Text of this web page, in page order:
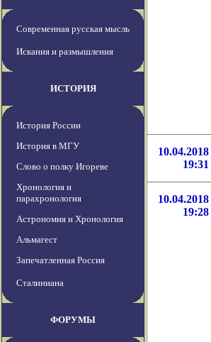
Современная русская мысль
Искания и размышления
ИСТОРИЯ
История России
История в МГУ
Слово о полку Игореве
Хронология и
парахронология
Астрономия и Хронология
Альмагест
Запечатленная Россия
Сталиниана
ФОРУМЫ
10.04.2018
19:31
10.04.2018
19:28